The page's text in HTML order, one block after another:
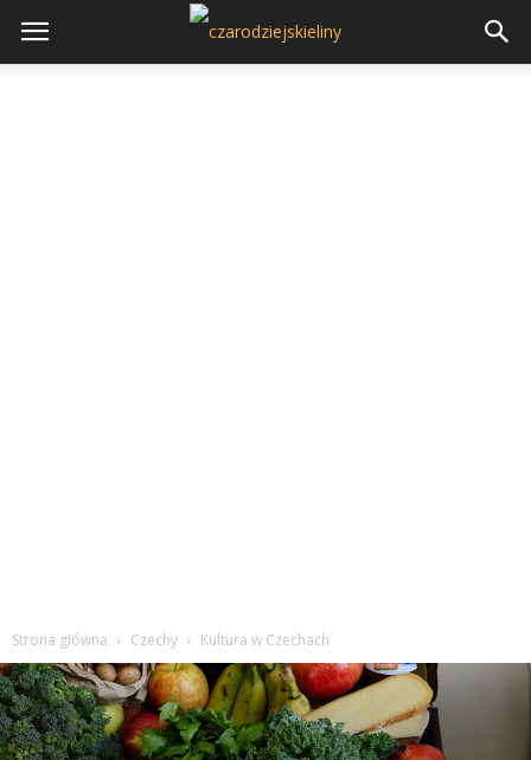
Strona główna Czechy Kultura w Czechach